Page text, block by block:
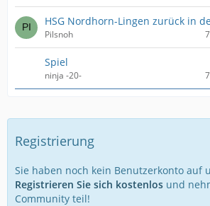
HSG Nordhorn-Lingen zurück in
Pilsnoh
Spiel
ninja -20-
Registrierung
Sie haben noch kein Benutzerkonto auf
Registrieren Sie sich kostenlos und
Community teil!